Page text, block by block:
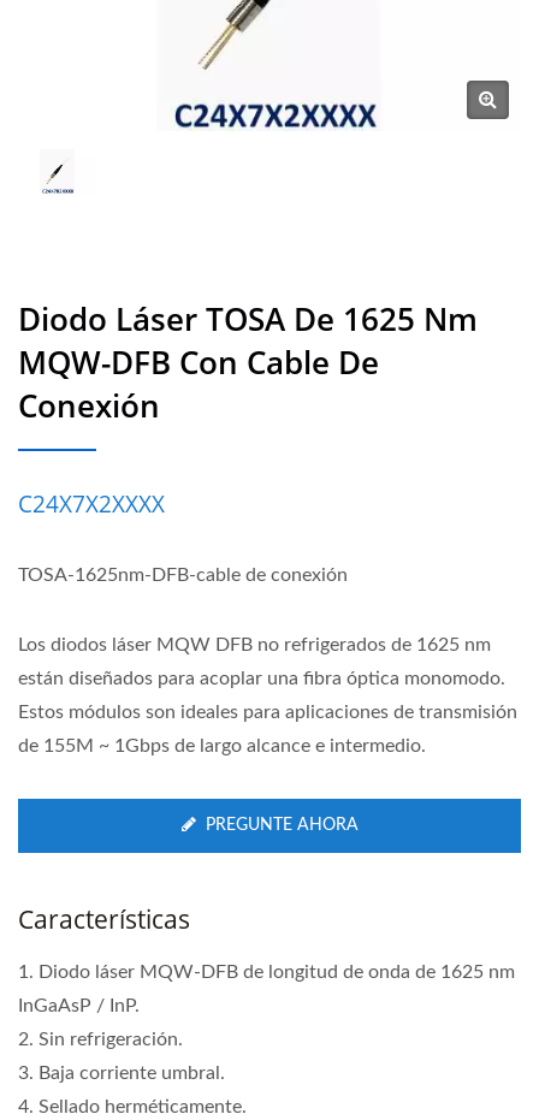
Diodo Láser TOSA De 1625 Nm
MQW-DFB Con Cable De
Conexión
C24X7X2XXXX
TOSA-1625nm-DFB-cable de conexión
Los diodos láser MQW DFB no refrigerados de 1625 nm
están diseñados para acoplar una fibra óptica monomodo.
Estos módulos son ideales para aplicaciones de transmisión
de 155M ~ 1Gbps de largo alcance e intermedio.
PREGUNTE AHORA
Características
1. Diodo láser MQW-DFB de longitud de onda de 1625 nm
InGaAsP / InP.
2. Sin refrigeración.
3. Baja corriente umbral.
4. Sellado herméticamente.